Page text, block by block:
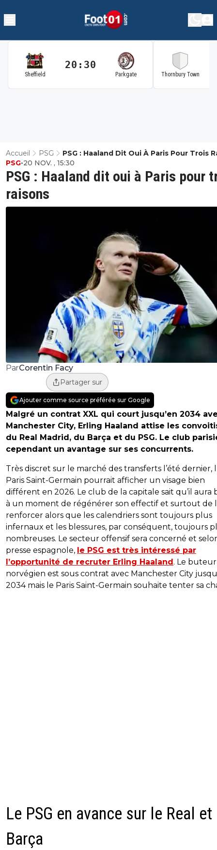
Sheffield
20:30
Parkgate Thornbury Town
Accueil PSG PSG : Haaland Dit Oui À Paris Pour Trois
PSG : Haaland dit oui à Paris pour
raisons
PSG•20 NOV. , 15:30
ParCorentin Facy
Partager sur
Ajouter comme source préférée sur Google
Malgré un contrat XXL qui court jusqu’en 2034
Manchester City, Erling Haaland attise les
du Real Madrid, du Barça et du PSG. Le club
cependant un avantage sur ses concurrents.
Très discret sur le marché des transferts l’été dernier,
Paris Saint-Germain pourrait afficher un visage bien
différent en 2026. Le club de la capitale sait qu’il aura
à un moment de régénérer son effectif et surtout de
renforcer alors que les calendriers sont toujours plus
infernaux et les blessures, par conséquent, toujours
nombreuses. Le secteur offensif sera concerné et
presse espagnole, le PSG est très intéressé par
l’opportunité de recruter Erling Haaland . Le buteur
norvégien est sous contrat avec Manchester City
2034 mais le Paris Saint-Germain souhaite tenter sa
Le PSG en avance sur le Real
Barça